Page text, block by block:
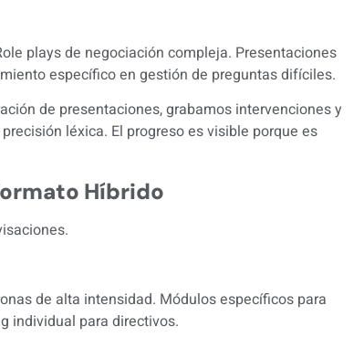
plays de negociación compleja. Presentaciones
específico en gestión de preguntas difíciles.
de presentaciones, grabamos intervenciones y
léxica. El progreso es visible porque es
Híbrido
de alta intensidad. Módulos específicos para
individual para directivos.